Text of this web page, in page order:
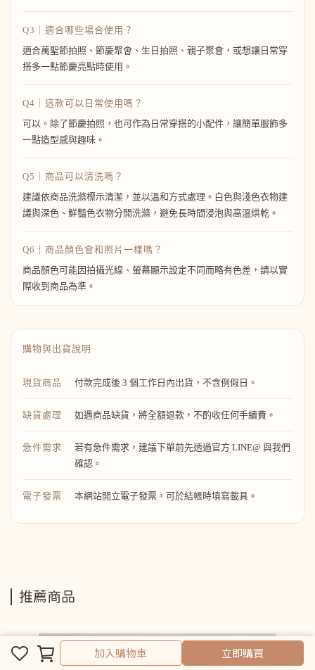
完成
加入購物車 立即購買
Q3｜適合哪些場合使用？
適合萬聖節拍照、節慶聚會、生日拍照、親子聚會，或想讓日常穿
搭多一點節慶亮點時使用。
Q4｜這款可以日常使用嗎？
可以。除了節慶拍照，也可作為日常穿搭的小配件，讓簡單服飾多
一點造型感與趣味。
Q5｜商品可以清洗嗎？
建議依商品洗滌標示清潔，並以溫和方式處理。白色與淺色衣物建
議與深色、鮮豔色衣物分開洗滌，避免長時間浸泡與高溫烘乾。
Q6｜商品顏色會和照片一樣嗎？
商品顏色可能因拍攝光線、螢幕顯示設定不同而略有色差，請以實
際收到商品為準。
購物與出貨說明
現貨商品 付款完成後 3 個工作日內出貨，不含例假日。
缺貨處理 如遇商品缺貨，將全額退款，不酌收任何手續費。
急件需求
若有急件需求，建議下單前先透過官方 LINE@ 與我們
確認。
電子發票 本網站開立電子發票，可於結帳時填寫載具。
推薦商品